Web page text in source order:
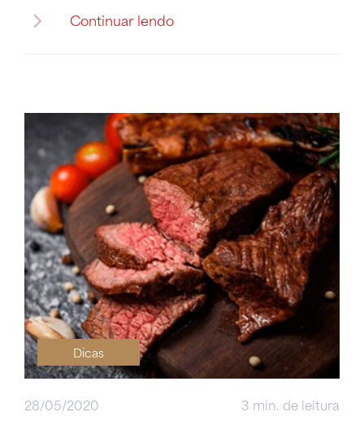
Continuar lendo
Dicas
28/05/2020 3 min. de leitura